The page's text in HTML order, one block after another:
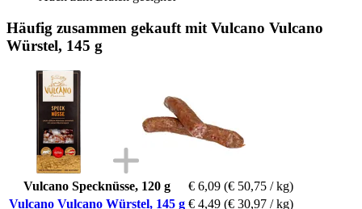
Häufig zusammen gekauft mit Vulcano Vulcano
Würstel, 145 g
Vulcano Specknüsse, 120 g € 6,09 (€ 50,75 / kg)
Vulcano Vulcano Würstel, 145 g € 4,49 (€ 30,97 / kg)